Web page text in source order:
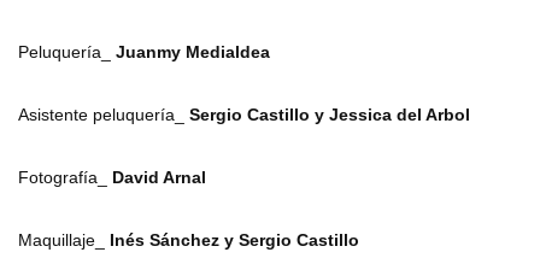
Peluquería_ Juanmy Medialdea
Asistente peluquería_ Sergio Castillo y Jessica del Arbol
Fotografía_ David Arnal
Maquillaje_ Inés Sánchez y Sergio Castillo